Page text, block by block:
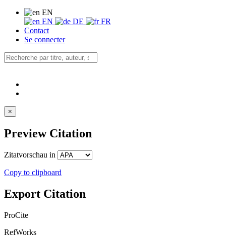
EN
EN
DE
FR
Contact
Se connecter
×
Preview Citation
Zitatvorschau in
Copy to clipboard
Export Citation
ProCite
RefWorks